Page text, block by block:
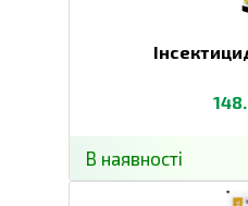
В наявності